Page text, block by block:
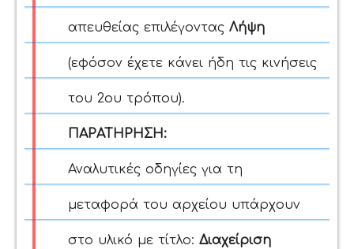
απευθείας επιλέγοντας Λήψη
(εφόσον έχετε κάνει ήδη τις κινήσεις
του 2ου τρόπου).
ΠΑΡΑΤΗΡΗΣΗ:
Αναλυτικές οδηγίες για τη
μεταφορά του αρχείου υπάρχουν
στο υλικό με τίτλο: Διαχείριση